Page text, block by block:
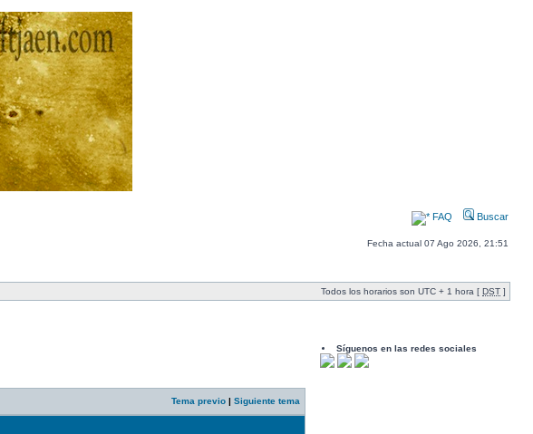
FAQ Buscar
Fecha actual 07 Ago 2026, 21:51
Todos los horarios son UTC + 1 hora [ DST ]
Tema previo | Siguiente tema
Síguenos en las redes sociales